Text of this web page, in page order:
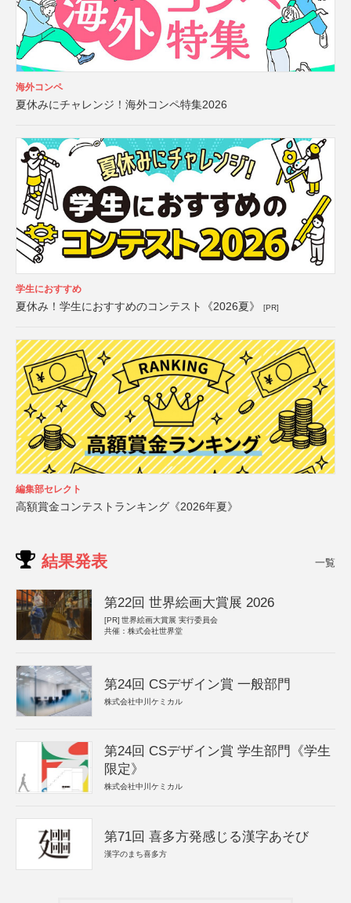
海外コンペ
夏休みにチャレンジ！海外コンペ特集2026
学生におすすめ
夏休み！学生におすすめのコンテスト《2026夏》 [PR]
編集部セレクト
高額賞金コンテストランキング《2026年夏》
結果発表 一覧
第22回 世界絵画大賞展 2026
[PR] 世界絵画大賞展 実行委員会
共催：株式会社世界堂
第24回 CSデザイン賞 一般部門
株式会社中川ケミカル
第24回 CSデザイン賞 学生部門《学生
限定》
株式会社中川ケミカル
第71回 喜多方発感じる漢字あそび
漢字のまち喜多方